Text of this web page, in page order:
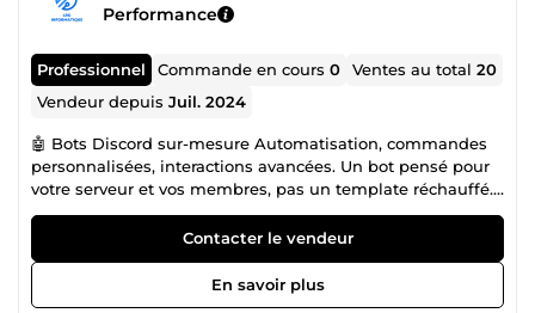
Performance
Professionnel Commande en cours0 Ventes au total20
Vendeur depuisJuil. 2024
🤖 Bots Discord sur-mesure Automatisation, commandes
personnalisées, interactions avancées. Un bot pensé pour
votre serveur et vos membres, pas un template réchauffé.
🎮 Création et gestion de serveurs Discord Mise en place
complète ou refonte d'un serveur existant, pour une
communauté ou un projet professionnel. 🛠️
Développement GLua pour Garry's Mod Addons sur-
mesure, interfaces VGUI modernes, systèmes de gameplay
Contacter le vendeur
En savoir plus